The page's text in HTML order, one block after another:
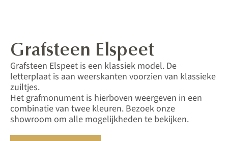
Grafsteen Elspeet
Grafsteen Elspeet is een klassiek model. De
letterplaat is aan weerskanten voorzien van klassieke
zuiltjes.
Het grafmonument is hierboven weergeven in een
combinatie van twee kleuren. Bezoek onze
showroom om alle mogelijkheden te bekijken.